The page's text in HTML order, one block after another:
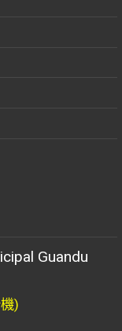
Guandu
)